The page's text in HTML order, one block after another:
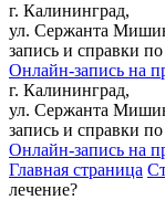
г. Калининград,
ул. Сержанта
запись и справки
Онлайн-запись на
г. Калининград,
ул. Сержанта
запись и справки
Онлайн-запись на
Главная страница
лечение?